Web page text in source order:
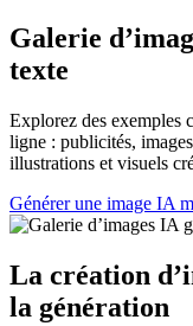
Galerie
texte
Explorez des exemples
ligne : publicités,
illustrations et visuels
Générer une image IA
La création
la génération